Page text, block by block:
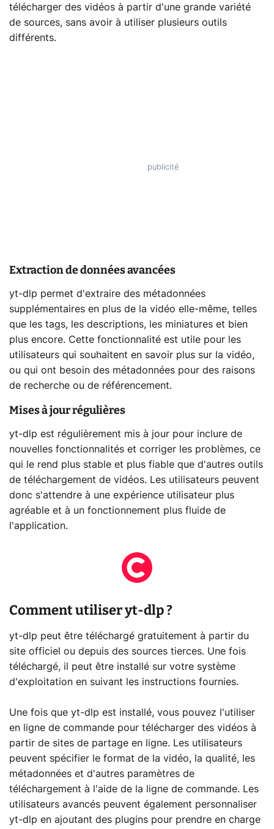
télécharger des vidéos à partir d'une grande variété
de sources, sans avoir à utiliser plusieurs outils
différents.
Extraction de données avancées
yt-dlp permet d'extraire des métadonnées
supplémentaires en plus de la vidéo elle-même, telles
que les tags, les descriptions, les miniatures et bien
plus encore. Cette fonctionnalité est utile pour les
utilisateurs qui souhaitent en savoir plus sur la vidéo,
ou qui ont besoin des métadonnées pour des raisons
de recherche ou de référencement.
Mises à jour régulières
yt-dlp est régulièrement mis à jour pour inclure de
nouvelles fonctionnalités et corriger les problèmes, ce
qui le rend plus stable et plus fiable que d'autres outils
de téléchargement de vidéos. Les utilisateurs peuvent
donc s'attendre à une expérience utilisateur plus
agréable et à un fonctionnement plus fluide de
l'application.
Comment utiliser yt-dlp ?
yt-dlp peut être téléchargé gratuitement à partir du
site officiel ou depuis des sources tierces. Une fois
téléchargé, il peut être installé sur votre système
d'exploitation en suivant les instructions fournies.
Une fois que yt-dlp est installé, vous pouvez l'utiliser
en ligne de commande pour télécharger des vidéos à
partir de sites de partage en ligne. Les utilisateurs
peuvent spécifier le format de la vidéo, la qualité, les
métadonnées et d'autres paramètres de
téléchargement à l'aide de la ligne de commande. Les
utilisateurs avancés peuvent également personnaliser
yt-dlp en ajoutant des plugins pour prendre en charge